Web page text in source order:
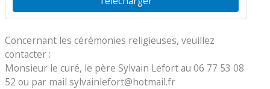
Concernant les cérémonies religieuses, veuillez
contacter :
Monsieur le curé, le père Sylvain Lefort au 06 77 53 08
52 ou par mail sylvainlefort@hotmail.fr